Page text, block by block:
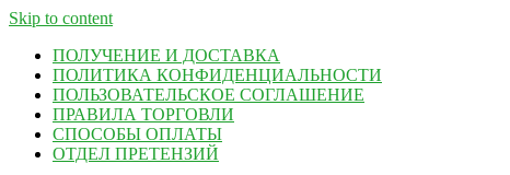
Skip to content
ПОЛУЧЕНИЕ И ДОСТАВКА
ПОЛИТИКА КОНФИДЕНЦИАЛЬНОСТИ
ПОЛЬЗОВАТЕЛЬСКОЕ СОГЛАШЕНИЕ
ПРАВИЛА ТОРГОВЛИ
СПОСОБЫ ОПЛАТЫ
ОТДЕЛ ПРЕТЕНЗИЙ